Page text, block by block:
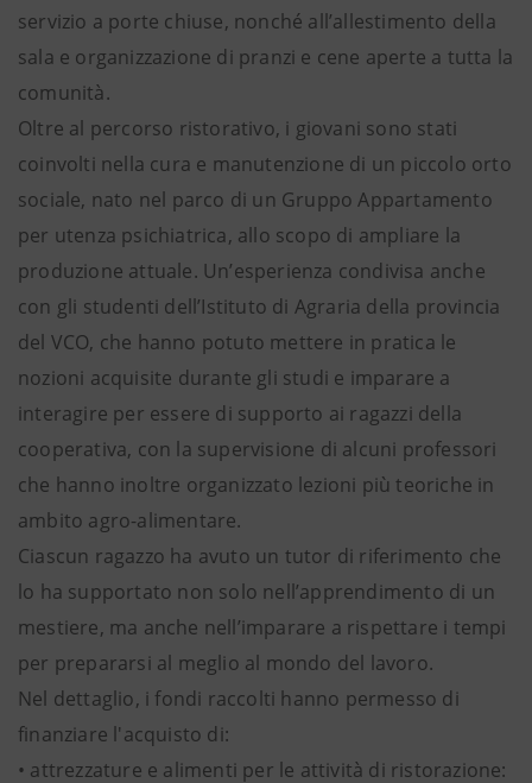
servizio a porte chiuse, nonché all’allestimento della
sala e organizzazione di pranzi e cene aperte a tutta la
comunità.
Oltre al percorso ristorativo, i giovani sono stati
coinvolti nella cura e manutenzione di un piccolo orto
sociale, nato nel parco di un Gruppo Appartamento
per utenza psichiatrica, allo scopo di ampliare la
produzione attuale. Un’esperienza condivisa anche
con gli studenti dell’Istituto di Agraria della provincia
del VCO, che hanno potuto mettere in pratica le
nozioni acquisite durante gli studi e imparare a
interagire per essere di supporto ai ragazzi della
cooperativa, con la supervisione di alcuni professori
che hanno inoltre organizzato lezioni più teoriche in
ambito agro-alimentare.
Ciascun ragazzo ha avuto un tutor di riferimento che
lo ha supportato non solo nell’apprendimento di un
mestiere, ma anche nell’imparare a rispettare i tempi
per prepararsi al meglio al mondo del lavoro.
Nel dettaglio, i fondi raccolti hanno permesso di
finanziare l'acquisto di:
• attrezzature e alimenti per le attività di ristorazione: